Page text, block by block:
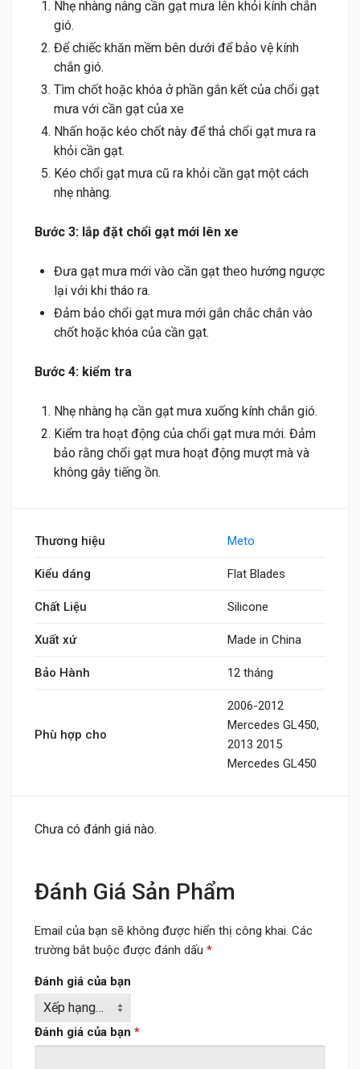
Nhẹ nhàng nâng cần gạt mưa lên khỏi kính chắn
gió.
Để chiếc khăn mềm bên dưới để bảo vệ kính
chắn gió.
Tìm chốt hoặc khóa ở phần gắn kết của chổi gạt
mưa với cần gạt của xe
Nhấn hoặc kéo chốt này để thả chổi gạt mưa ra
khỏi cần gạt.
Kéo chổi gạt mưa cũ ra khỏi cần gạt một cách
nhẹ nhàng.
Bước 3: lắp đặt chổi gạt mới lên xe
Đưa gạt mưa mới vào cần gạt theo hướng ngược
lại với khi tháo ra.
Đảm bảo chổi gạt mưa mới gắn chắc chắn vào
chốt hoặc khóa của cần gạt.
Bước 4: kiểm tra
Nhẹ nhàng hạ cần gạt mưa xuống kính chắn gió.
Kiểm tra hoạt động của chổi gạt mưa mới. Đảm
bảo rằng chổi gạt mưa hoạt động mượt mà và
không gây tiếng ồn.
Thương hiệu Meto
Kiểu dáng Flat Blades
Chất Liệu Silicone
Xuất xứ Made in China
Bảo Hành 12 tháng
Phù hợp cho
2006-2012
Mercedes GL450,
2013 2015
Mercedes GL450
Chưa có đánh giá nào.
Đánh Giá Sản Phẩm
Email của bạn sẽ không được hiển thị công khai. Các
trường bắt buộc được đánh dấu *
Đánh giá của bạn
Đánh giá của bạn *